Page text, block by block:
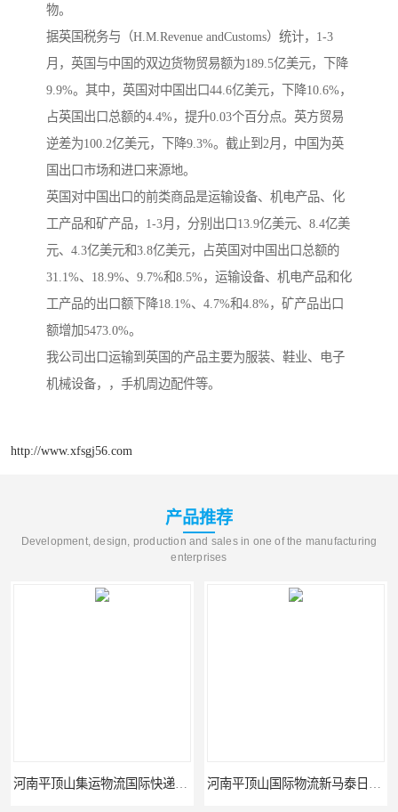
物。
据英国税务与（H.M.Revenue andCustoms）统计，1-3
月，英国与中国的双边货物贸易额为189.5亿美元，下降
9.9%。其中，英国对中国出口44.6亿美元，下降10.6%，
占英国出口总额的4.4%，提升0.03个百分点。英方贸易
逆差为100.2亿美元，下降9.3%。截止到2月，中国为英
国出口市场和进口来源地。
英国对中国出口的前类商品是运输设备、机电产品、化
工产品和矿产品，1-3月，分别出口13.9亿美元、8.4亿美
元、4.3亿美元和3.8亿美元，占英国对中国出口总额的
31.1%、18.9%、9.7%和8.5%，运输设备、机电产品和化
工产品的出口额下降18.1%、4.7%和4.8%，矿产品出口
额增加5473.0%。
我公司出口运输到英国的产品主要为服装、鞋业、电子
机械设备，，手机周边配件等。
http://www.xfsgj56.com
产品推荐
Development, design, production and sales in one of the manufacturing
enterprises